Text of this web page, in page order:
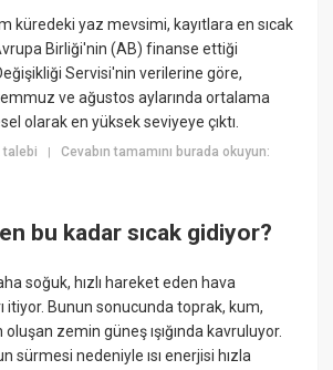
küredeki yaz mevsimi, kayıtlara en sıcak
Birliği'nin (AB) finanse ettiği
Servisi'nin verilerine göre,
ve ağustos aylarında ortalama
olarak en yüksek seviyeye çıktı.
talebi |Cevabın tamamını burada okuyun:
bu kadar sıcak gidiyor?
soğuk, hızlı hareket eden hava
itiyor. Bunun sonucunda toprak, kum,
zemin güneş ışığında kavruluyor.
sürmesi nedeniyle ısı enerjisi hızla